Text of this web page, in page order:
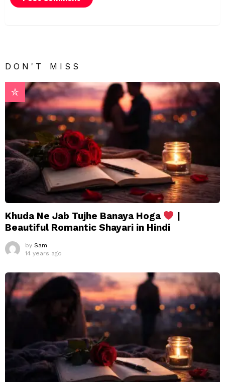
DON'T MISS
Khuda Ne Jab Tujhe Banaya Hoga
|
Beautiful Romantic Shayari in Hindi
by Sam
14 years ago